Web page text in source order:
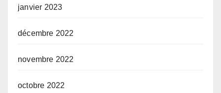
janvier 2023
décembre 2022
novembre 2022
octobre 2022